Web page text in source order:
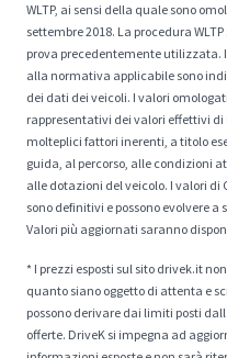
WLTP, ai sensi della quale sono
settembre 2018. La procedura
prova precedentemente utilizzata.
alla normativa applicabile sono
dei dati dei veicoli. I valori
rappresentativi dei valori effettivi
molteplici fattori inerenti, a titolo
guida, al percorso, alle condizioni
alle dotazioni del veicolo. I valori di
sono definitivi e possono evolvere
Valori più aggiornati saranno
* I prezzi esposti sul sito drivek.it
quanto siano oggetto di attenta e
possono derivare dai limiti posti
offerte. DriveK si impegna ad